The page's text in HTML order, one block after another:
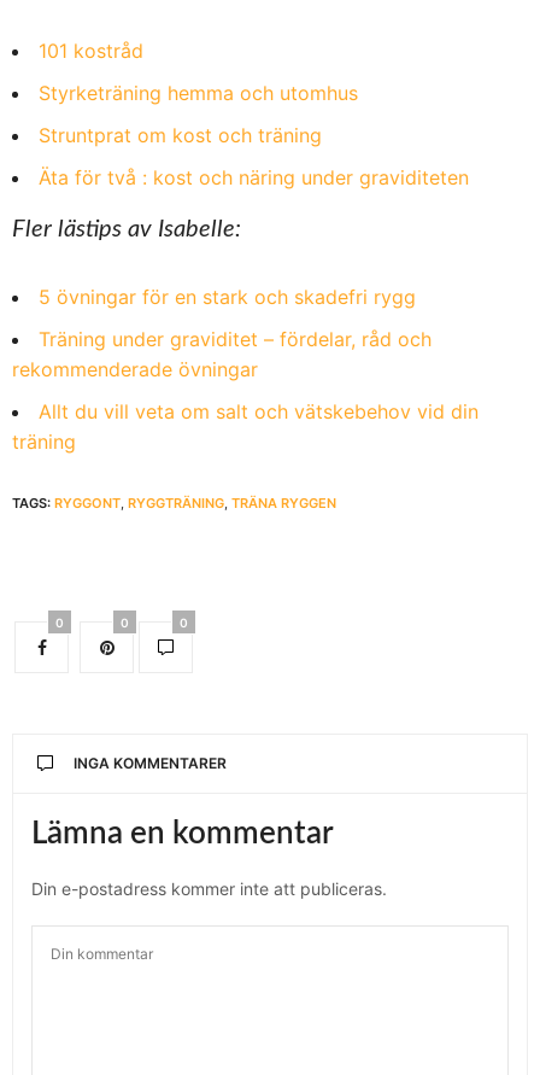
101 kostråd
Styrketräning hemma och utomhus
Struntprat om kost och träning
Äta för två : kost och näring under graviditeten
Fler lästips av Isabelle:
5 övningar för en stark och skadefri rygg
Träning under graviditet – fördelar, råd och
rekommenderade övningar
Allt du vill veta om salt och vätskebehov vid din
träning
TAGS: RYGGONT, RYGGTRÄNING, TRÄNA RYGGEN
0 0 0
INGA KOMMENTARER
Lämna en kommentar
Din e-postadress kommer inte att publiceras.